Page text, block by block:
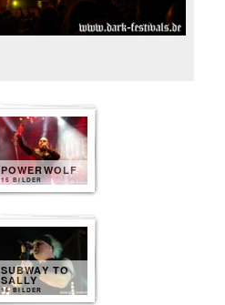
POWERWOLF
15 BILDER
SUBWAY TO
SALLY
15 BILDER